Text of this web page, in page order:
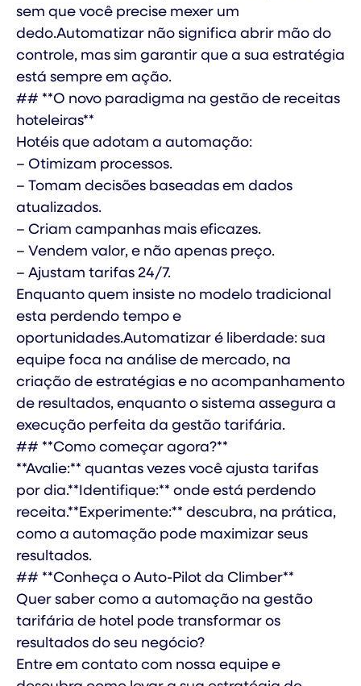
sem que você precise mexer um
dedo.Automatizar não significa abrir mão do
controle, mas sim garantir que a sua estratégia
está sempre em ação.
## **O novo paradigma na gestão de receitas
hoteleiras**
Hotéis que adotam a automação:
– Otimizam processos.
– Tomam decisões baseadas em dados
atualizados.
– Criam campanhas mais eficazes.
– Vendem valor, e não apenas preço.
– Ajustam tarifas 24/7.
Enquanto quem insiste no modelo tradicional
esta perdendo tempo e
oportunidades.Automatizar é liberdade: sua
equipe foca na análise de mercado, na
criação de estratégias e no acompanhamento
de resultados, enquanto o sistema assegura a
execução perfeita da gestão tarifária.
## **Como começar agora?**
**Avalie:** quantas vezes você ajusta tarifas
por dia.**Identifique:** onde está perdendo
receita.**Experimente:** descubra, na prática,
como a automação pode maximizar seus
resultados.
## **Conheça o Auto-Pilot da Climber**
Quer saber como a automação na gestão
tarifária de hotel pode transformar os
resultados do seu negócio?
Entre em contato com nossa equipe e